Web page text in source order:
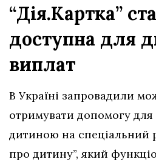
“Дія.Картка”
доступна для
виплат
В Україні запровадили
отримувати допомогу для
дитиною на спеціальний
про дитину”, який